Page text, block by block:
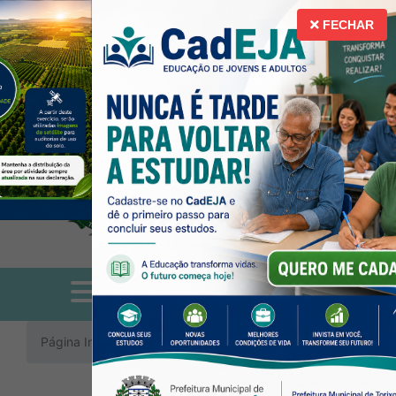
Ir para o conteúdo [alt+1] Ir para a busca
A Acessibilidade
Alto Contraste Mapa do Site
Página Inicial
FECHAR